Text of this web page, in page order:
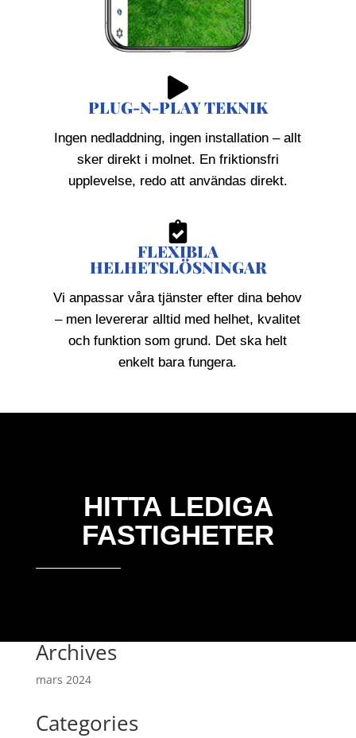
PLUG-N-PLAY TEKNIK
Ingen nedladdning, ingen installation – allt
sker direkt i molnet. En friktionsfri
upplevelse, redo att användas direkt.
FLEXIBLA
HELHETSLÖSNINGAR
Vi anpassar våra tjänster efter dina behov
– men levererar alltid med helhet, kvalitet
och funktion som grund. Det ska helt
enkelt bara fungera.
HITTA LEDIGA
FASTIGHETER
Archives
mars 2024
Categories